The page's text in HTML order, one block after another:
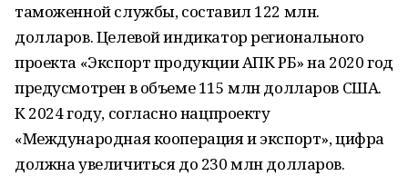
таможенной службы, составил 122 млн.
долларов. Целевой индикатор регионального
проекта «Экспорт продукции АПК РБ» на 2020 год
предусмотрен в объеме 115 млн долларов США.
К 2024 году, согласно нацпроекту
«Международная кооперация и экспорт», цифра
должна увеличиться до 230 млн долларов.